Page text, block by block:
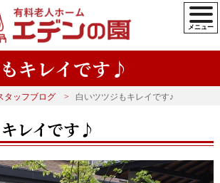
キレイです♪
タッフブログ 白いツツジもキレイです♪
レイです♪